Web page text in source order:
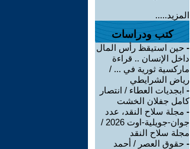
المزيد.....
كتب ودراسات
- حين استيقظ رأس المال
داخل الإنسان .. قراءة
ماركسية ثورية في ... /
رياض الشرايطي
- ابجديات العطاء / انتصار
كامل جفلان الخشت
- مجلة سلاح النقد، عدد
جوان-جويلية-اوت 2026 /
مجلة سلاح النقد
- حقوق العصر / أحمد